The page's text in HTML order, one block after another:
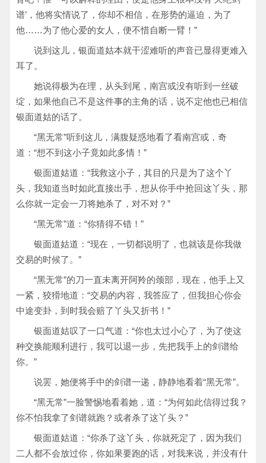
谱’，他将实情说了，你却不相信，在形势的逼迫，为了
他……为了他心爱的女人，便不惜自断一臂！”
说到这儿，银面道姑本就干涩难听的声音已显得更难入
耳了。
她说得极为在理，从头到尾，南宫或没有听到一丝破
绽，如果他自己不是这件事的主角的话，说不定他也已相信
银面道姑的话了。
“黑无常”听到这儿，满腹疑惑地看了看南宫或，奇
道：“想不到这小子竟如此多情！”
银面道姑道：“我救这小子，其目的只是为了这个丫
头，我知道当时如此直接出手，想从你手中抢回这丫头，那
么你就一定会一刀将她杀了，对不对？”
“黑无常”道：“你猜得不错！”
银面道姑道：“现在，一切都说明了，也就该是你我做
交易的时候了。”
“黑无常”的刀一直未离开阿羚的颈部，现在，他手上又
一紧，狡猾地道：“交易的内容，我答应了，但我担心你会
中途变卦，到时我会赔了丫头又折书！”
银面道姑叹了一口气道：“你也太过小心了，为了使这
种交换能顺利进行，我可以退一步，先把我手上的剑谱给
你。”
说罢，她便将手中的剑谱一递，静静地看着“黑无常”。
“黑无常”一脸警惕地看着她，道：“为何如此信得过我？
你不怕我拿了剑谱就跑？或者杀了这丫头？”
银面道姑道：“你杀了这丫头，你就死定了，因为我们
二人都不会放过你，你如果要跑的话，对我来说，并没有什